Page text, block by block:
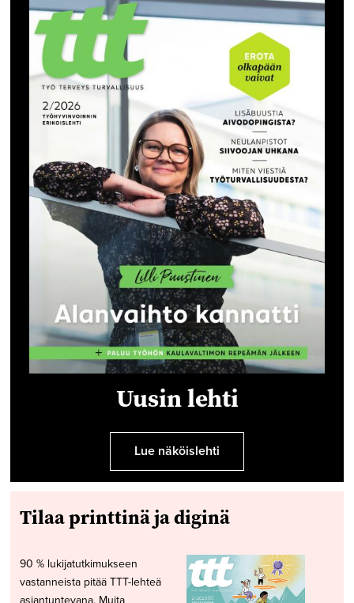
Uusin lehti
Lue näköislehti
Tilaa printtinä ja diginä
90 % lukijatutkimukseen
vastanneista pitää TTT-lehteä